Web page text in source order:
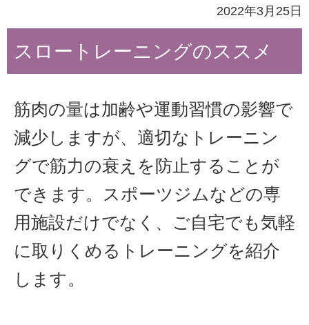
2022年3月25日
スロートレーニングのススメ
筋肉の量は加齢や運動習慣の影響で
減少しますが、適切なトレーニン
グで筋力の衰えを防止することが
できます。スポーツジムなどの専
用施設だけでなく、ご自宅でも気軽
に取りくめるトレーニングを紹介
します。